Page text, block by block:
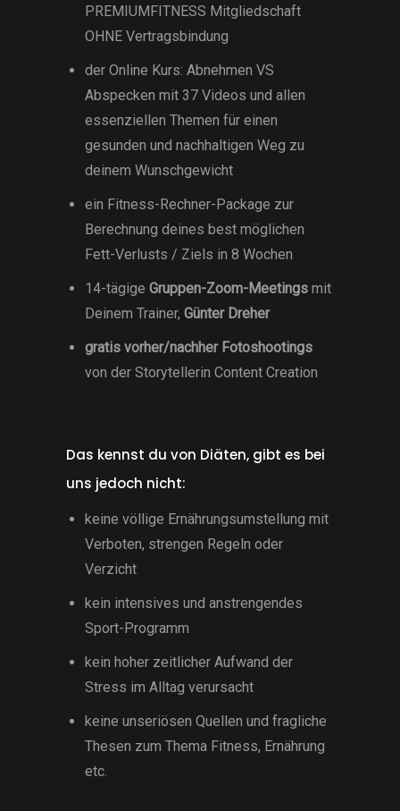
PREMIUMFITNESS Mitgliedschaft
OHNE Vertragsbindung
der Online Kurs: Abnehmen VS
Abspecken mit 37 Videos und allen
essenziellen Themen für einen
gesunden und nachhaltigen Weg zu
deinem Wunschgewicht
ein Fitness-Rechner-Package zur
Berechnung deines best möglichen
Fett-Verlusts / Ziels in 8 Wochen
14-tägige Gruppen-Zoom-Meetingsmit
Deinem Trainer, Günter Dreher
gratis vorher/nachher Fotoshootings
von der Storytellerin Content Creation
Das kennst du von Diäten, gibt es bei
uns jedoch nicht:
keine völlige Ernährungsumstellung mit
Verboten, strengen Regeln oder
Verzicht
kein intensives und anstrengendes
Sport-Programm
kein hoher zeitlicher Aufwand der
Stress im Alltag verursacht
keine unseriösen Quellen und fragliche
Thesen zum Thema Fitness, Ernährung
etc.